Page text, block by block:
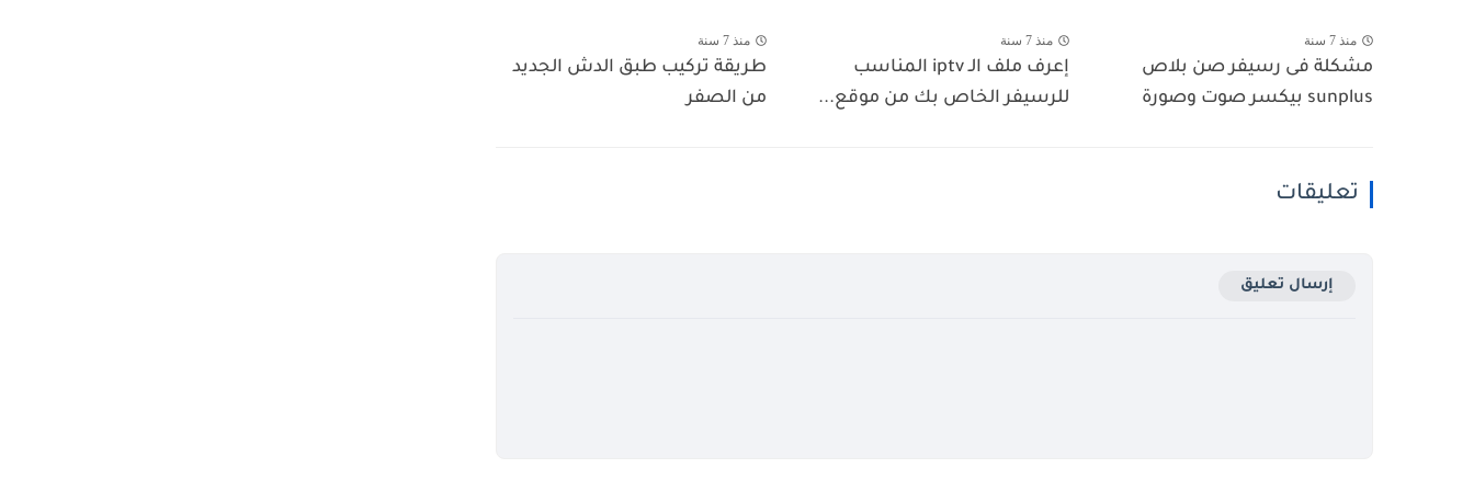
منذ 7 سنة
مشكلة فى رسيفر صن بلاص
sunplus بيكسر صوت وصورة
منذ 7 سنة
إعرف ملف الـ iptv المناسب
للرسيفر الخاص بك من موقع...
منذ 7 سنة
طريقة تركيب طبق الدش الجديد
من الصفر
تعليقات
إرسال تعليق